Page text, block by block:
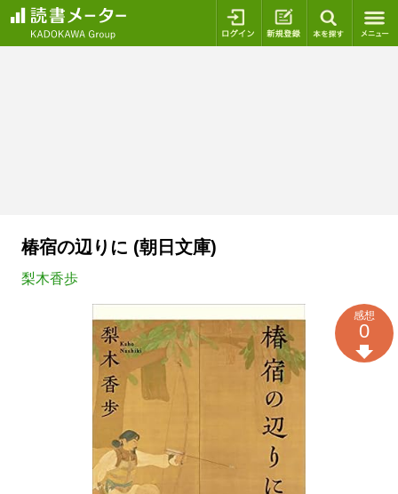
ログイン 新規登録
椿宿の辺りに (朝日文庫)
梨木香歩
感想
0